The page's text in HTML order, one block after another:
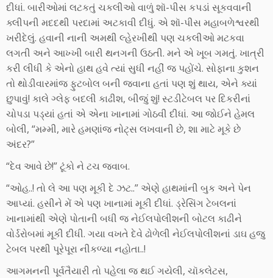
દીધાં. બારીઓમાં લટકતું ચકલીઓ વાળું શૉ-પીસ કપડાં સૂકવવાની
ક્લીપની મદદથી પરદામાં અટકાવી દીધું. એ શૉ-પીસ મહાબળેશ્વરથી
ખરીદેલું. હવાની નાની અમથી લ્હેરખીથી પણ ચકલીઓ મટકવા
લગતી અને આખ્ખી બારી થનગની ઉઠતી. મને એ ખૂબ ગમતું. ખાત્રી
કરી લીધી કે એનો હાથ હવે ત્યાં સુધી નહીં જ પહોંચે. સોફાના કુશન
તો થોડીવારમાંજ ફુટબોલ બની જવાના હતાં પણ શું થાય, એને ક્યાં
છુપાવું! કાલે ગ્લેફ બદલી કાઢીશ, બીજું શું! સ્ટડીટેબલ પર દિકરીનાં
ચોપડા પડ્યાં હતાં એ એના ખાનામાં ગોઠવી દીધાં. આ જોઈને હેમલ
બોલી, “મમ્મી, મારે હમણાંજ નોટ્સ લખવાની છે, શા માટે મૂકે છે
અંદર?”
“દેવ આવે છે!” ટૂંકો ને ટચ જવાબ.
“ઓહ..! તો લે આ પણ મૂકી દે ઝટ..” એણે હાથમાંની બુક અને પેન
આપ્યાં. હસીને મેં એ પણ ખાનામાં મૂકી દીધાં. ડ્રેસિંગ ટેબલનાં
ખાનામાંથી એણે પોતાની બધી જ નેઈલપોલીશની બોટલ કાઢીને
વોર્ડરોબમાં મૂકી દીધી. ગયા વખતે દેવે ઢોળેલી નેઈલપોલીશનાં ડાઘ હજુ
ટેબલ પરથી પૂરેપૂરા નીકળ્યા નહોતા..!
આગમનની પૂર્વતૈયારી તો પહેલા જ થઈ ગયેલી, ચૉકલેટસ,